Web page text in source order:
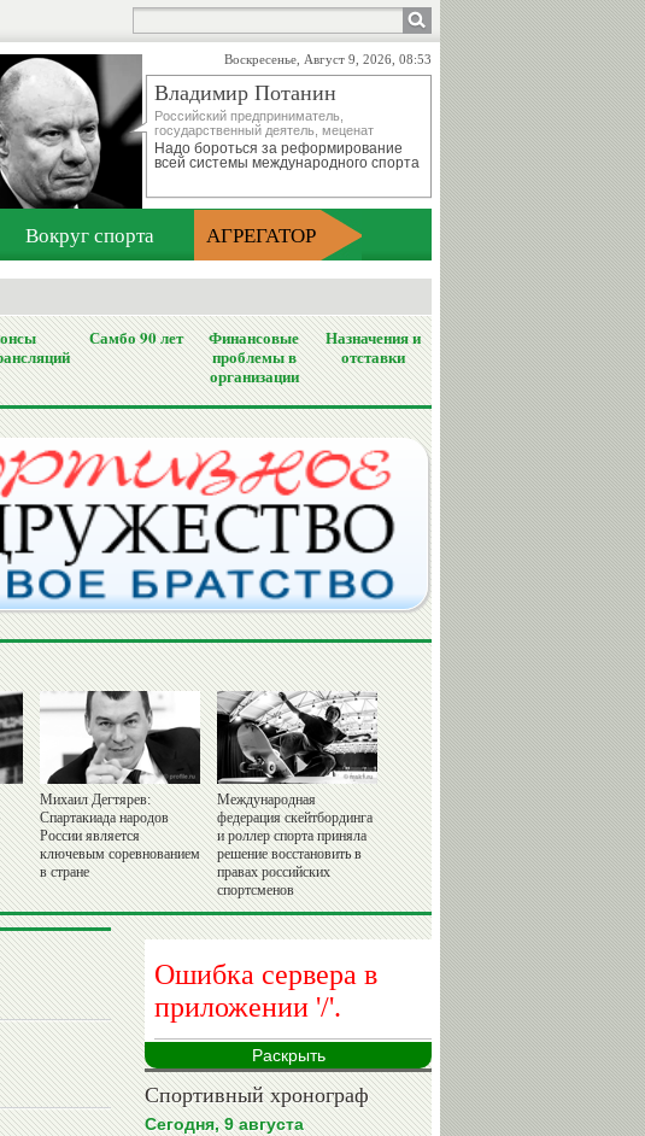
Воскресенье, Август 9, 2026, 08:53
Владимир Потанин
Российский предприниматель,
государственный деятель, меценат
Надо бороться за реформирование
всей системы международного спорта
Вокруг спорта АГРЕГАТОР
Самбо 90 лет
Финансовые
проблемы в
организации
Назначения и
отставки
Михаил Дегтярев:
Спартакиада народов
России является
ключевым соревнованием
в стране
Международная
федерация скейтбординга
и роллер спорта приняла
решение восстановить в
правах российских
спортсменов
Раскрыть
Спортивный хронограф
Сегодня, 9 августа